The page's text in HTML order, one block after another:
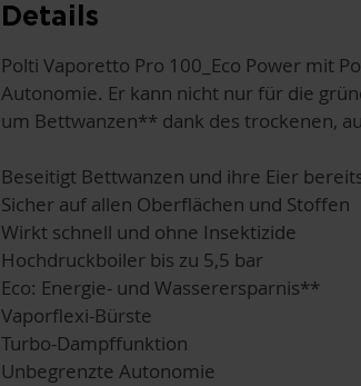
Details
Polti Vaporetto Pro 100_Eco Power mit
Autonomie. Er kann nicht nur für die
um Bettwanzen** dank des trockenen,
Beseitigt Bettwanzen und ihre Eier
Sicher auf allen Oberflächen und Stoffen
Wirkt schnell und ohne Insektizide
Hochdruckboiler bis zu 5,5 bar
Eco: Energie- und Wasserersparnis**
Vaporflexi-Bürste
Turbo-Dampffunktion
Unbegrenzte Autonomie